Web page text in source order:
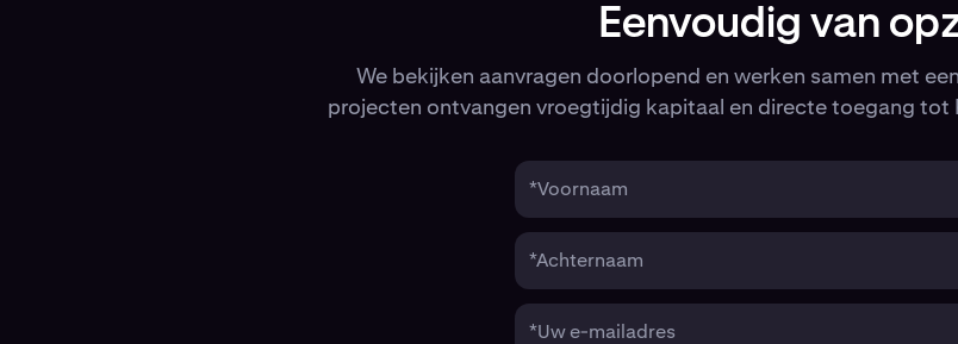
Eenvoudig van
We bekijken aanvragen doorlopend en werken samen met
projecten ontvangen vroegtijdig kapitaal en directe toegang tot
*Voornaam
*Achternaam
*Uw e-mailadres